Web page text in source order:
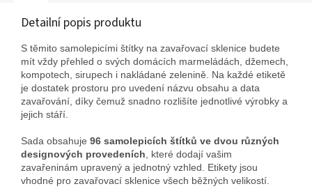
Detailní popis produktu
S těmito samolepicími štítky na zavařovací sklenice budete
mít vždy přehled o svých domácích marmeládách, džemech,
kompotech, sirupech i nakládané zelenině. Na každé etiketě
je dostatek prostoru pro uvedení názvu obsahu a data
zavařování, díky čemuž snadno rozlišíte jednotlivé výrobky a
jejich stáří.
Sada obsahuje 96 samolepicích štítků ve dvou různých
designových provedeních , které dodají vašim
zavařeninám upravený a jednotný vzhled. Etikety jsou
vhodné pro zavařovací sklenice všech běžných velikostí.